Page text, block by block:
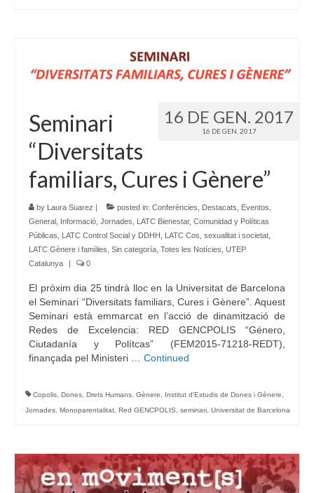
16 DE GEN. 2017
16 DE GEN. 2017
Seminari
“Diversitats
familiars, Cures i Gènere”
by Laura Suarez | posted in: Conferències Destacats Eventos
General Informació Jornades
LATC Bienestar, Comunidad y Políticas
Públicas
LATC Control Social y DDHH LATC Cos, sexualitat i societat
LATC Gènere i famílies Sin categoría Totes les Notícies UTEP
Catalunya
| 0
El pròxim dia 25 tindrà lloc en la Universitat de Barcelona
el Seminari “Diversitats familiars, Cures i Gènere”. Aquest
Seminari està emmarcat en l’acció de dinamització de
Redes de Excelencia: RED GENCPOLIS “Género,
Ciutadanía y Polítcas” (FEM2015-71218-REDT),
finançada pel Ministeri … Continued
Copolis Dones Drets Humans Gènere Institut d'Estudis de Dones i Gènere
Jornades Monoparentalitat Red GENCPOLIS seminari Universitat de Barcelona